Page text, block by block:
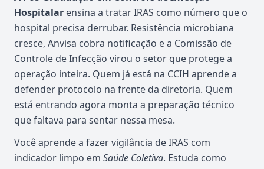
Hospitalar ensina a tratar IRAS como número que o
hospital precisa derrubar. Resistência microbiana
cresce, Anvisa cobra notificação e a Comissão de
Controle de Infecção virou o setor que protege a
operação inteira. Quem já está na CCIH aprende a
defender protocolo na frente da diretoria. Quem
está entrando agora monta a preparação técnico
que faltava para sentar nessa mesa.
Você aprende a fazer vigilância de IRAS com
indicador limpo em Saúde Coletiva. Estuda como